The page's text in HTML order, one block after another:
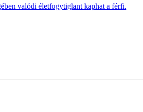
valódi életfogytiglant kaphat a férfi.